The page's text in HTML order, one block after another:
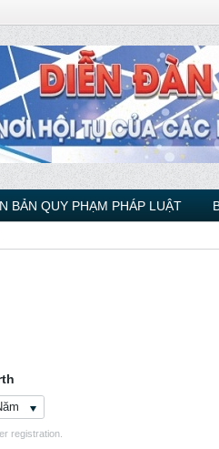
BẢN QUY PHẠM PHÁP LUẬT
registration.